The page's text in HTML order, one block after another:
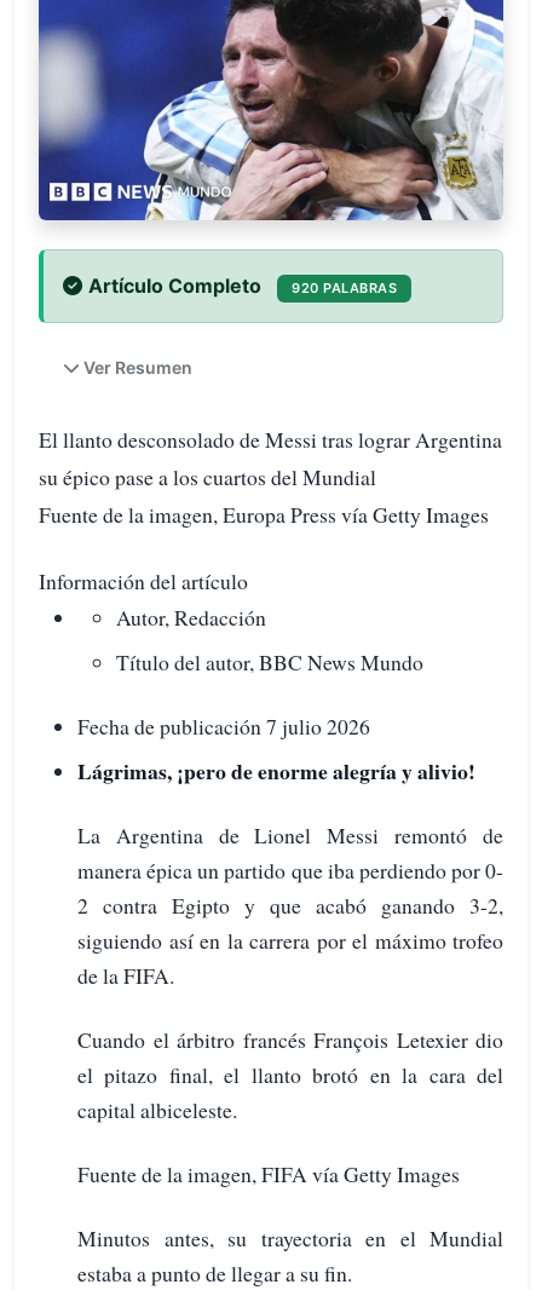
Artículo Completo 920 PALABRAS
Ver Resumen
El llanto desconsolado de Messi tras lograr Argentina
su épico pase a los cuartos del Mundial
Fuente de la imagen, Europa Press vía Getty Images
Información del artículo
Autor, Redacción
Título del autor, BBC News Mundo
Fecha de publicación 7 julio 2026
Lágrimas, ¡pero de enorme alegría y alivio!
La Argentina de Lionel Messi remontó de
manera épica un partido que iba perdiendo por 0-
2 contra Egipto y que acabó ganando 3-2,
siguiendo así en la carrera por el máximo trofeo
de la FIFA.
Cuando el árbitro francés François Letexier dio
el pitazo final, el llanto brotó en la cara del
capital albiceleste.
Fuente de la imagen, FIFA vía Getty Images
Minutos antes, su trayectoria en el Mundial
estaba a punto de llegar a su fin.